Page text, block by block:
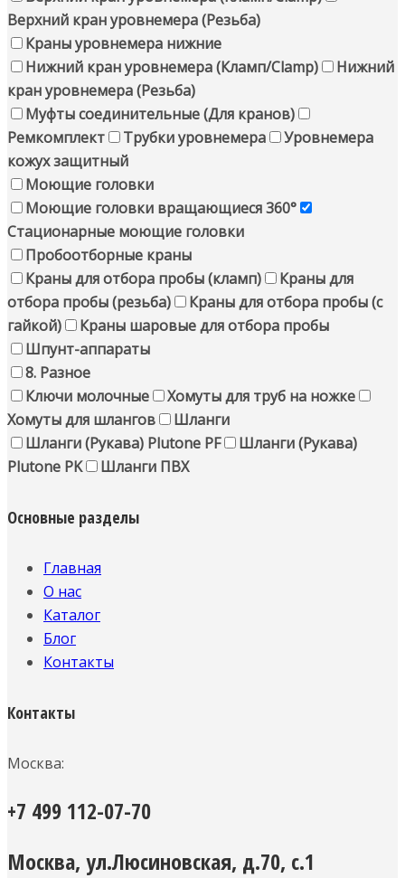
Верхний кран уровнемера (Резьба)
Краны уровнемера нижние
Нижний кран уровнемера (Кламп/Clamp)
Нижний
кран уровнемера (Резьба)
Муфты соединительные (Для кранов)
Ремкомплект
Трубки уровнемера
Уровнемера
кожух защитный
Моющие головки
Моющие головки вращающиеся 360°
Стационарные моющие головки
Пробоотборные краны
Краны для отбора пробы (кламп)
Краны для
отбора пробы (резьба)
Краны для отбора пробы (с
гайкой)
Краны шаровые для отбора пробы
Шпунт-аппараты
8. Разное
Ключи молочные
Хомуты для труб на ножке
Хомуты для шлангов
Шланги
Шланги (Рукава) Plutone PF
Шланги (Рукава)
Plutone PK
Шланги ПВХ
Основные разделы
Главная
О нас
Каталог
Блог
Контакты
Контакты
Москва:
+7 499 112-07-70
Москва, ул.Люсиновская, д.70, с.1